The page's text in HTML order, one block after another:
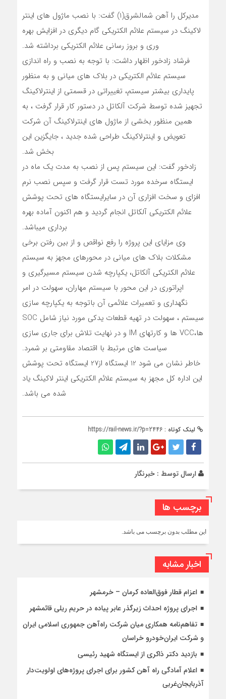
مدیرکل را آهن شمالشرق(1) گفت: با نصب ماژول های اینتر
لاکینگ در سیستم علائم الکتریکی گام دیگری در افزایش بهره
وری و بروز رسانی علائم الکتریکی برداشته شد.
فرشاد زادخور اظهار داشت: با توجه به نصب و راه اندازی
سیستم علائم الکتریکی در بلاک های میانی و به منظور
پایداری بیشتر سیستم، تغییراتی در قسمتی از اینترلاکینگ
تجهیز شده توسط شرکت آلکاتل در دستور کار قرار گرفت ، به
همین منظور بخشی از ماژول های اینترلاکینگ آن شرکت
تعویض و اینترلاکینگ طراحی شده جدید ، جایگزین این
بخش شد.
زادخور گفت: این سیستم پس از نصب به مدت یک ماه در
ایستگاه سرخده مورد تست قرار گرفت و سپس نصب نرم
افزای و سخت افزاری آن در سایرایستگاه های تحت پوشش
علائم الکتریکی آلکاتل انجام گردید و هم اکنون آماده بهره
برداری میباشد.
وی مزایای این پروژه را رفع نواقص و از بین رفتن برخی
مشکلات بلاک های میانی در محورهای مجهز به سیستم
علائم الکتریکی آلکاتل، یکپارچه شدن سیستم مسیرگیری و
اپراتوری در این محور با سیستم مهاران، سهولت در امر
نگهداری و تعمیرات علائمی آن باتوجه به یکپارچه سازی
سیستم ، سهولت در تهیه قطعات یدکی مورد نیاز شامل SOC
ها،VCC ها و کارتهای IM و در نهایت تلاش برای جاری سازی
سیاست های مرتبط با اقتصاد مقاومتی بر شمرد.
خاطر نشان می شود 12 ایستگاه از27 ایستگاه تحت پوشش
این اداره کل مجهز به سیستم علائم الکتریکی اینتر لاکینگ یاد
شده می باشد.
لینک کوتاه : https://rail-news.ir/?p=2446
ارسال توسط : خبرنگار
برچسب ها
این مطلب بدون برچسب می باشد.
اخبار مشابه
اعزام قطار فوق‌العاده کرمان – خرمشهر
اجرای پروژه احداث زیرگذر عابر پیاده در حریم ریلی قائمشهر
تفاهم‌نامه همکاری میان شرکت راه‌آهن جمهوری اسلامی ایران
و شرکت ایران‌خودرو خراسان
بازدید دکتر ذاکری از ایستگاه شهید رئیسی
اعلام آمادگی راه آهن کشور برای اجرای پروژه‌های اولویت‌دار
آذربایجان‌غربی